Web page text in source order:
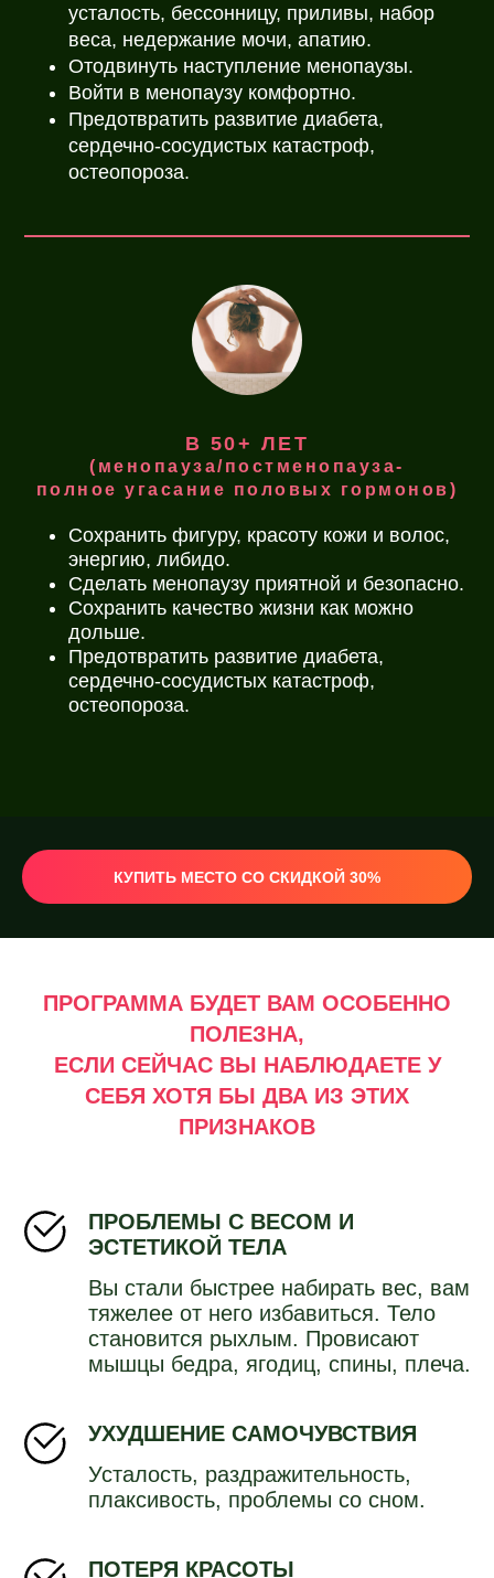
усталость, бессонницу, приливы, набор
веса, недержание мочи, апатию.
Отодвинуть наступление менопаузы.
Войти в менопаузу комфортно.
Предотвратить развитие диабета,
сердечно-сосудистых катастроф,
остеопороза.
В 50+ ЛЕТ
(менопауза/постменопауза-
полное угасание половых гормонов)
Сохранить фигуру, красоту кожи и волос,
энергию, либидо.
Сделать менопаузу приятной и безопасно.
Сохранить качество жизни как можно
дольше.
Предотвратить развитие диабета,
сердечно-сосудистых катастроф,
остеопороза.
КУПИТЬ МЕСТО СО СКИДКОЙ 30%
ПРОГРАММА БУДЕТ ВАМ ОСОБЕННО
ПОЛЕЗНА,
ЕСЛИ СЕЙЧАС ВЫ НАБЛЮДАЕТЕ У
СЕБЯ ХОТЯ БЫ ДВА ИЗ ЭТИХ
ПРИЗНАКОВ
ПРОБЛЕМЫ С ВЕСОМ И
ЭСТЕТИКОЙ ТЕЛА
Вы стали быстрее набирать вес, вам
тяжелее от него избавиться. Тело
становится рыхлым. Провисают
мышцы бедра, ягодиц, спины, плеча.
УХУДШЕНИЕ САМОЧУВСТВИЯ
Усталость, раздражительность,
плаксивость, проблемы со сном.
ПОТЕРЯ КРАСОТЫ